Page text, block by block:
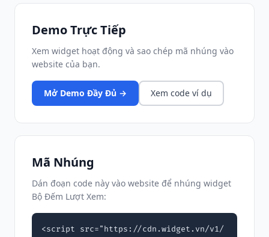
Demo Trực Tiếp
Xem widget hoạt động và sao chép mã nhúng vào
website của bạn.
Mở Demo Đầy Đủ → Xem code ví dụ
Mã Nhúng
Dán đoạn code này vào website để nhúng widget
Bộ Đếm Lượt Xem:
<script src="https://cdn.widget.vn/v1/